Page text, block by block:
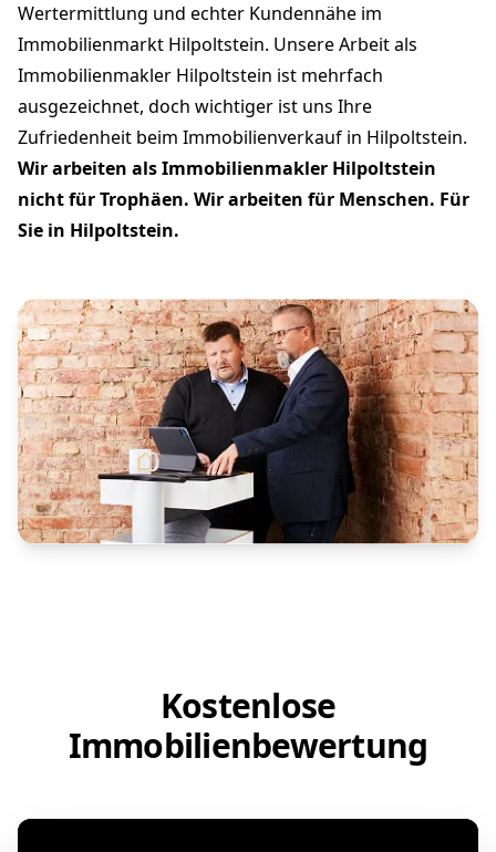
Wertermittlung und echter Kundennähe im
Immobilienmarkt Hilpoltstein. Unsere Arbeit als
Immobilienmakler Hilpoltstein ist mehrfach
ausgezeichnet, doch wichtiger ist uns Ihre
Zufriedenheit beim Immobilienverkauf in Hilpoltstein.
Wir arbeiten als Immobilienmakler Hilpoltstein
nicht für Trophäen. Wir arbeiten für Menschen. Für
Sie in Hilpoltstein.
Kostenlose
Immobilienbewertung